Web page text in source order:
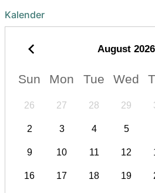
Kalender
August 2026
Sun Mon Tue Wed
26 27 28 29
2 3 4 5
9 10 11 12
16 17 18 19